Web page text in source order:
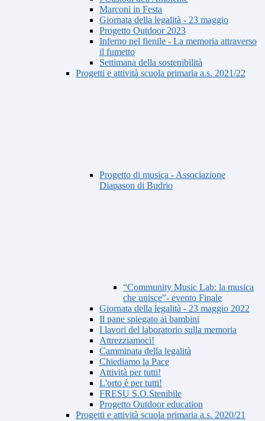
Marconi in Festa
Giornata della legalità - 23 maggio
Progetto Outdoor 2023
Inferno nel fienile - La memoria attraverso
il fumetto
Settimana della sostenibilità
Progetti e attività scuola primaria a.s. 2021/22
Progetto di musica - Associazione
Diapason di Budrio
“Community Music Lab: la musica
che unisce”- evento Finale
Giornata della legalità - 23 maggio 2022
Il pane spiegato ai bambini
I lavori del laboratorio sulla memoria
Attrezziamoci!
Camminata della legalità
Chiediamo la Pace
Attività per tutti!
L'orto è per tutti!
FRESU S.O.Stenibile
Progetto Outdoor education
Progetti e attività scuola primaria a.s. 2020/21